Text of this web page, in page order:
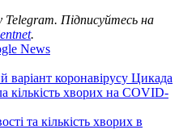
Telegram. Підписуйтесь на
.
News
коронавірусу Цикада
кількість хворих на COVID-
та кількість хворих в